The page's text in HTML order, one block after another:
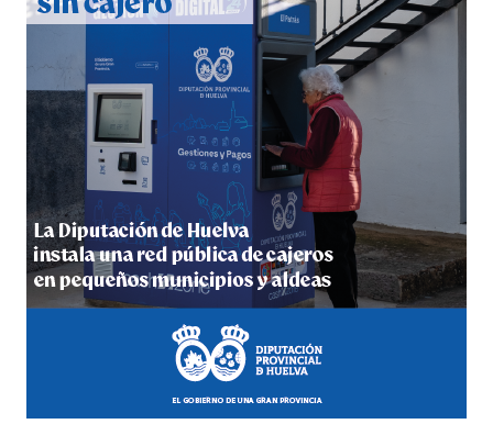
5º DÍA DE LAS FIESTAS COLOMBINAS 2026
hace 5 días·Huelvatv